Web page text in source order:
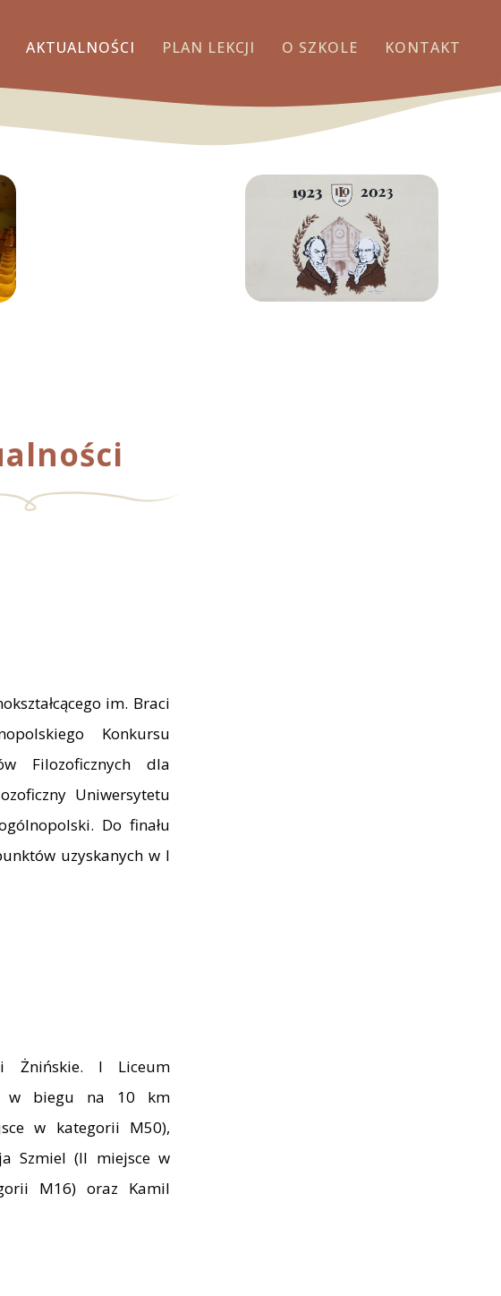
AKTUALNOŚCI PLAN LEKCJI O SZKOLE KONTAKT
im. Braci
Konkursu
Filozoficznych dla
Uniwersytetu
Do finału
uzyskanych w I
Żnińskie. I Liceum
w biegu na 10 km
w kategorii M50),
Szmiel (II miejsce w
M16) oraz Kamil